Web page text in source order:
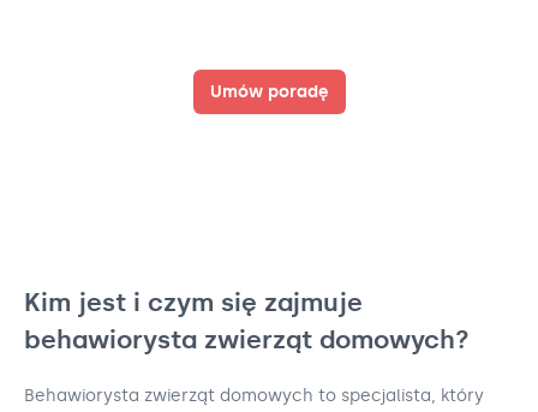
Umów poradę
Kim jest i czym się zajmuje
behawiorysta zwierząt domowych?
Behawiorysta zwierząt domowych to specjalista, który